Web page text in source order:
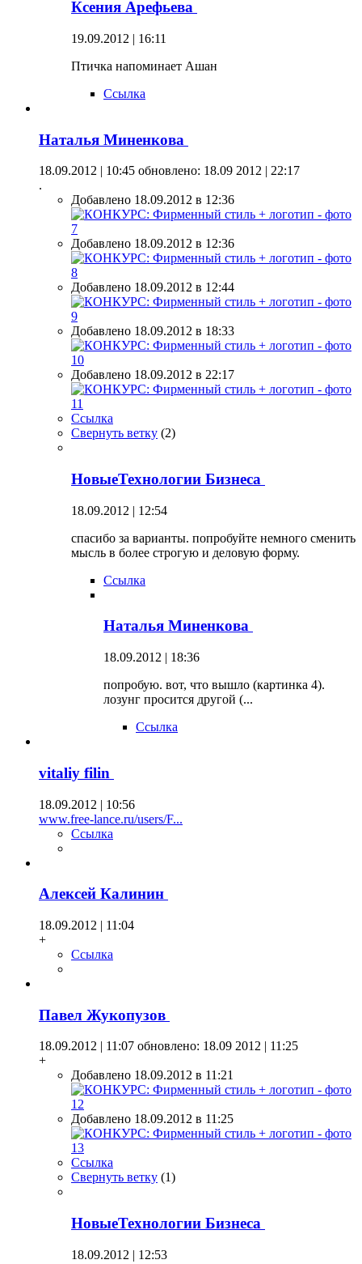
Ксения Арефьева
19.09.2012 | 16:11
Птичка напоминает Ашан
Ссылка
Наталья Миненкова
18.09.2012 | 10:45 обновлено: 18.09 2012 | 22:17
.
Добавлено 18.09.2012 в 12:36
Добавлено 18.09.2012 в 12:36
Добавлено 18.09.2012 в 12:44
Добавлено 18.09.2012 в 18:33
Добавлено 18.09.2012 в 22:17
Ссылка
Свернуть ветку (2)
НовыеТехнологии Бизнеса
18.09.2012 | 12:54
спасибо за варианты. попробуйте немного сменить
мысль в более строгую и деловую форму.
Ссылка
Наталья Миненкова
18.09.2012 | 18:36
попробую. вот, что вышло (картинка 4).
лозунг просится другой (...
Ссылка
vitaliy filin
18.09.2012 | 10:56
www.free-lance.ru/users/F...
Ссылка
Алексей Калинин
18.09.2012 | 11:04
+
Ссылка
Павел Жукопузов
18.09.2012 | 11:07 обновлено: 18.09 2012 | 11:25
+
Добавлено 18.09.2012 в 11:21
Добавлено 18.09.2012 в 11:25
Ссылка
Свернуть ветку (1)
НовыеТехнологии Бизнеса
18.09.2012 | 12:53